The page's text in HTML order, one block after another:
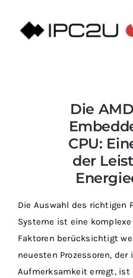
Inhalt
springen
Die
CPU:
der
Die Auswahl des richtigen
Systeme ist eine
Faktoren berücksichtigt
neuesten Prozessoren,
Aufmerksamkeit erregt, ist